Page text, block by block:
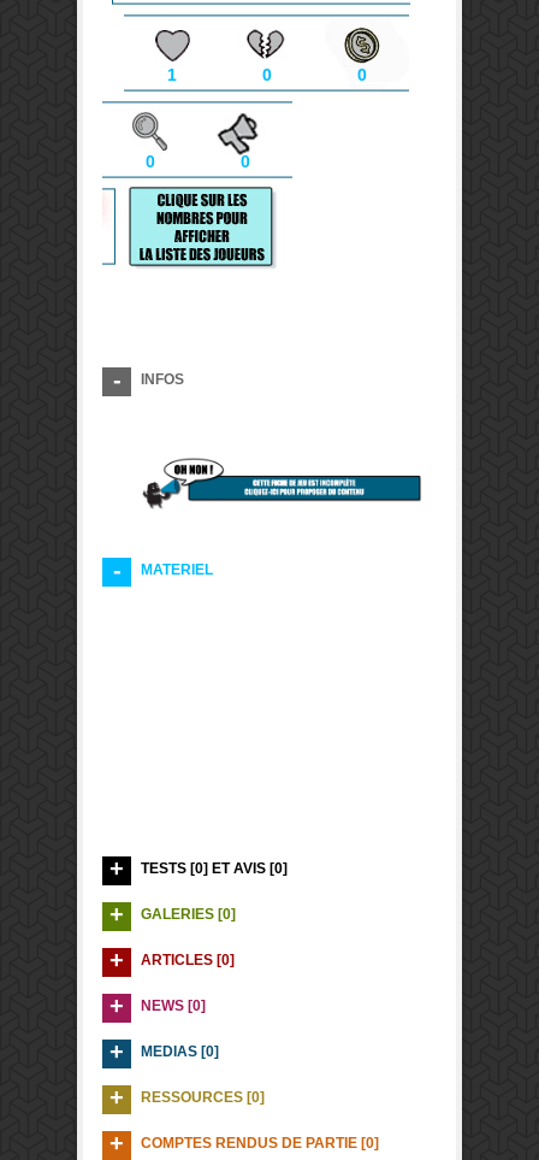
1 0 0
0 0
INFOS
MATERIEL
TESTS [0] ET AVIS [0]
GALERIES [0]
ARTICLES [0]
NEWS [0]
MEDIAS [0]
RESSOURCES [0]
COMPTES RENDUS DE PARTIE [0]